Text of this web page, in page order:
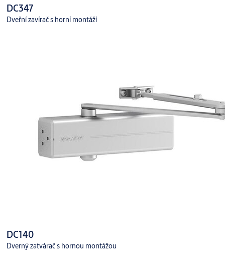
DC347
Dveřní zavírač s horní montáží
DC140
Dverný zatvárač s hornou montážou